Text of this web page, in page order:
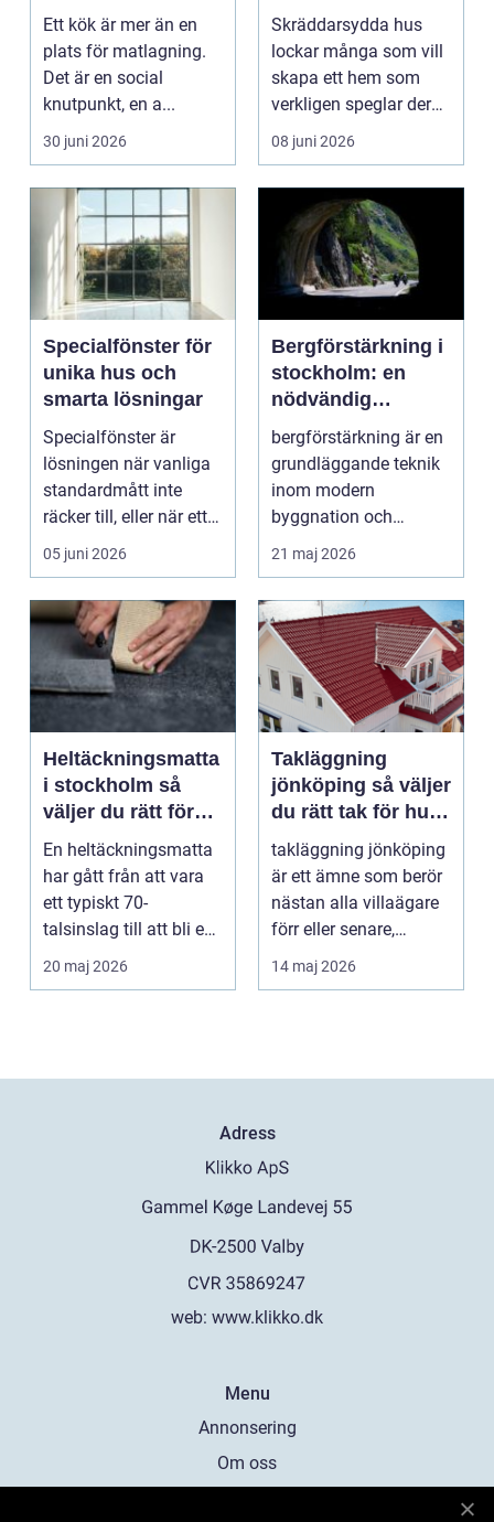
funktionellt och
hållbart kök
Ett kök är mer än en
plats för matlagning.
Det är en social
knutpunkt, en a...
30 juni 2026
personligt och
hållbart
Skräddarsydda hus
lockar många som vill
skapa ett hem som
verkligen speglar deras
liv, sm...
08 juni 2026
Specialfönster för
unika hus och
smarta lösningar
Specialfönster är
lösningen när vanliga
standardmått inte
räcker till, eller när ett
hus behöver fön...
05 juni 2026
Bergförstärkning i
stockholm: en
nödvändig
byggteknik
bergförstärkning är en
grundläggande teknik
inom modern
byggnation och
infrastrukturutveckling,
särs...
21 maj 2026
Heltäckningsmatta
i stockholm så
väljer du rätt för
hem och kontor
En heltäckningsmatta
har gått från att vara
ett typiskt 70-
talsinslag till att bli en
modern lösning...
20 maj 2026
Takläggning
jönköping så väljer
du rätt tak för hus
och klimat
takläggning jönköping
är ett ämne som berör
nästan alla villaägare
förr eller senare,
eftersom taket...
14 maj 2026
Adress
web: www.klikko.dk
Menu
Annonsering
Om oss